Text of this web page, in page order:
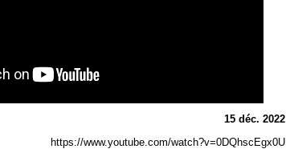
15 déc. 2022
https://www.youtube.com/watch?v=0DQhscEgx0U